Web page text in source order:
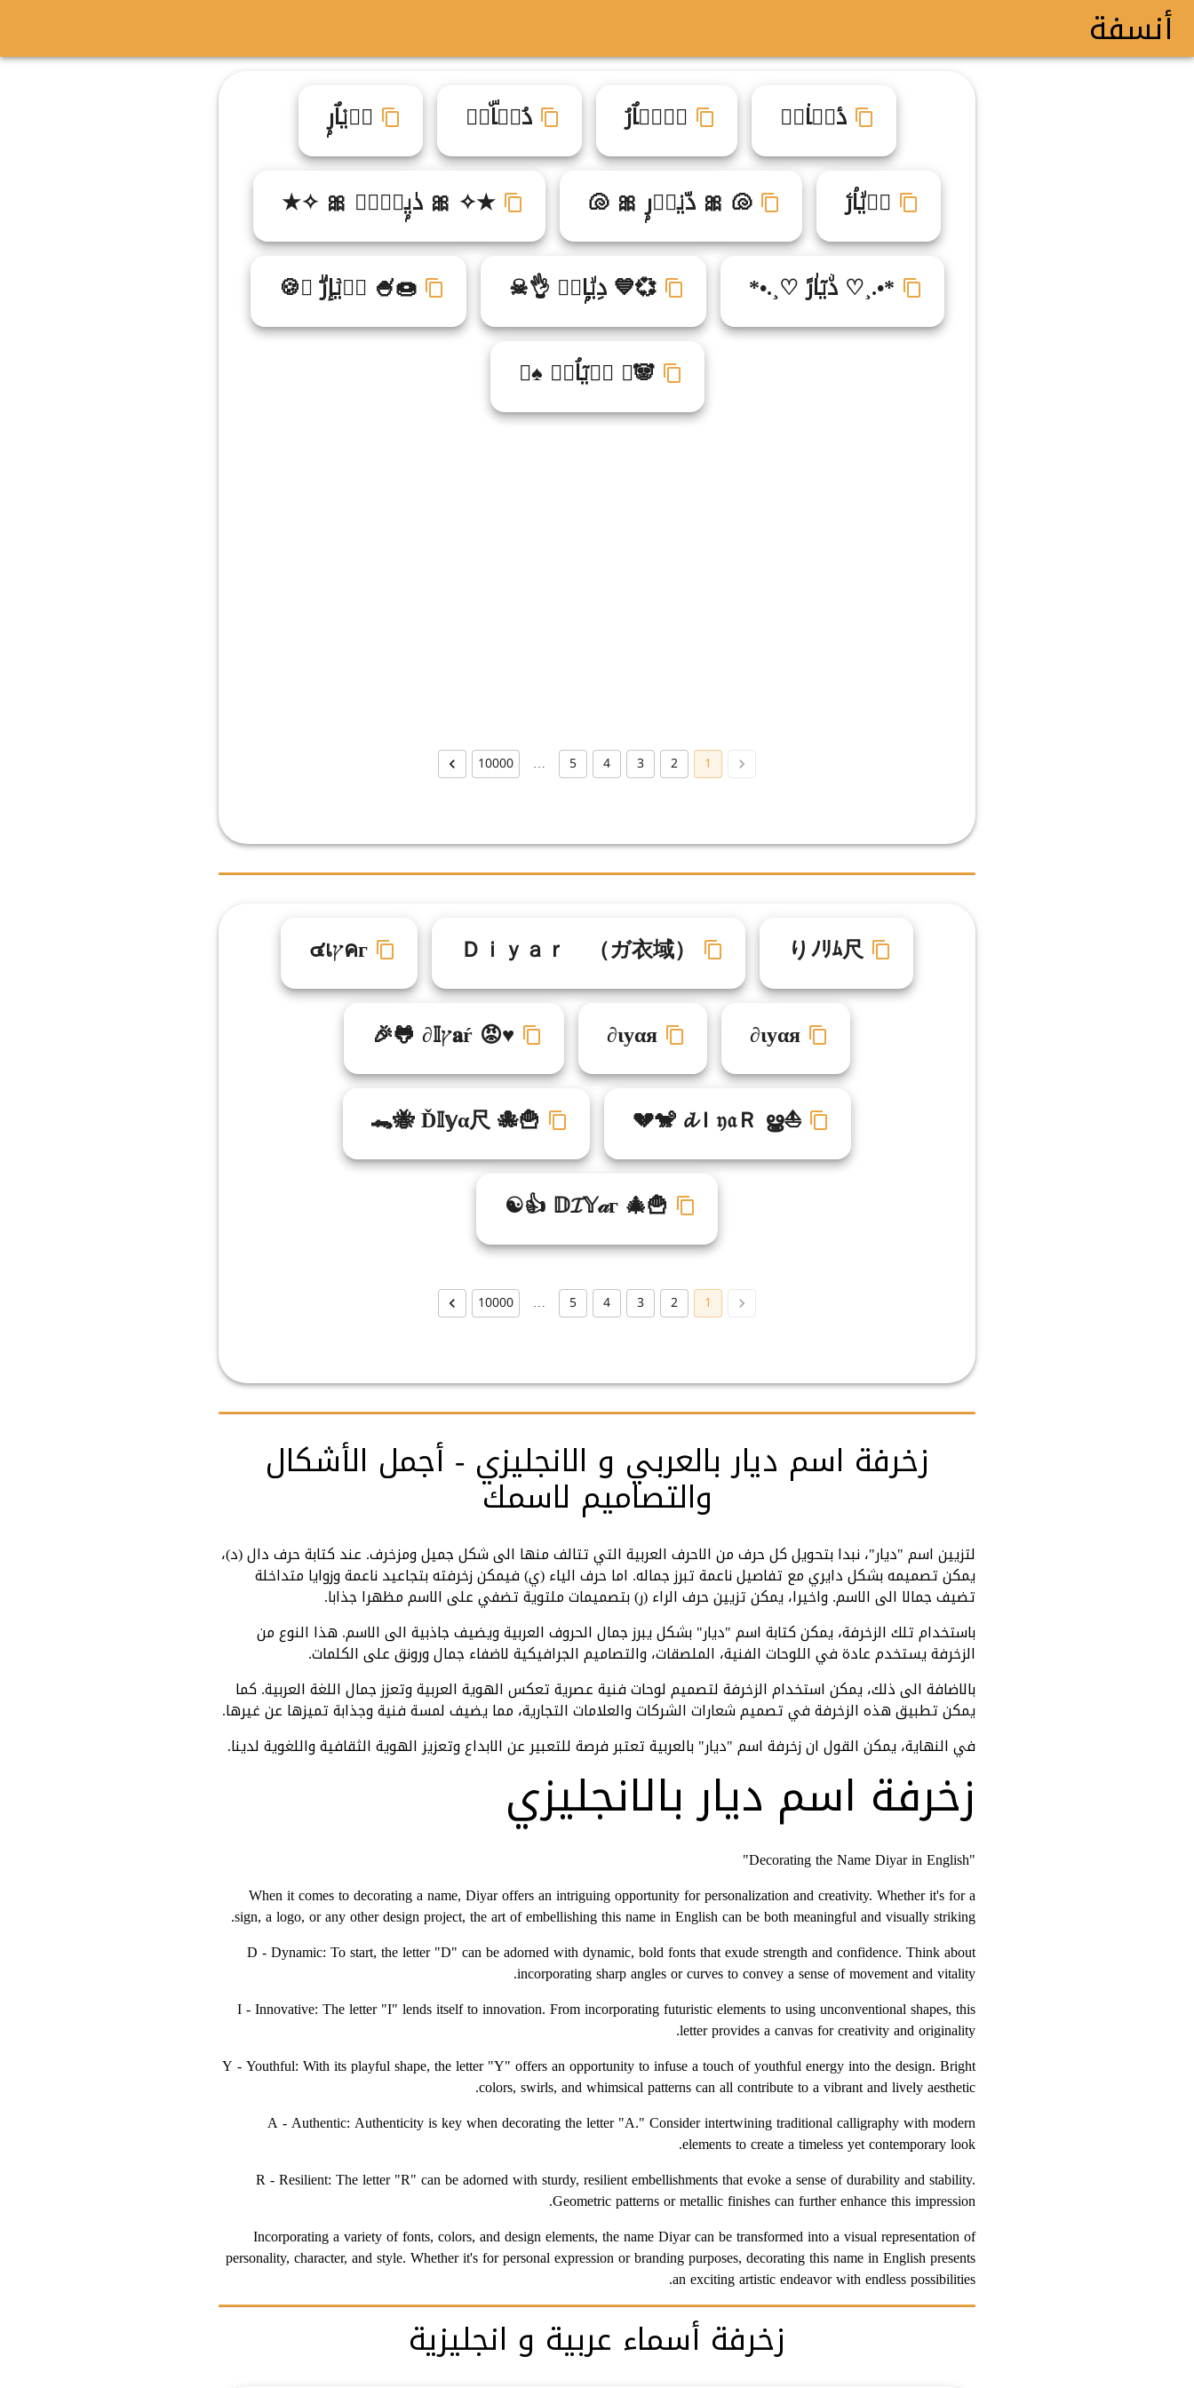
أنسفة
دٔيࣺا۟رࣹ دࣹيࣶاٌرُ دُيࣹاۜرࣹ د۬ي۫اٌرۭ
دࣳيۙاۘرۧ 🐚 🎀 دّي۟اࣵرۭ 🎀 🐚 ★✧ 🎀 دٰيۭاࣸرࣷ 🎀 ✧★
*•.¸♡ دۨيٓاٰرً ♡¸.•* 💞💙 دِيۙاۭرࣴ 👌☠ 🍩🍧 دࣸيۡإرۗ ♤🍪
🐼☆ دࣷيٓاُرࣻ ♠♡
1
2
3
4
5
…
10000
りﾉﾘﾑ尺
Ｄｉｙａｒ （ガ衣域） ๔เץคг
∂ιуαя
∂ιуαя 🎉🐸 ∂𝕀ץ𝐚ŕ 😡♥
💔🐒 𝓭Ｉ𝔶𝔞Ｒ ൠ⛵
🐊🐝 Ď𝕀𝕪α尺 🐙🍟
☯👍 𝔻𝓘𝕐𝒶г 🎄🍟
1
2
3
4
5
…
10000
زخرفة اسم ديار بالعربي و الانجليزي - أجمل الأشكال
والتصاميم لاسمك
لتزيين اسم "ديار"، نبدا بتحويل كل حرف من الاحرف العربية التي تتالف منها الى شكل جميل ومزخرف. عند كتابة حرف دال (د)،
يمكن تصميمه بشكل دايري مع تفاصيل ناعمة تبرز جماله. اما حرف الياء (ي) فيمكن زخرفته بتجاعيد ناعمة وزوايا متداخلة
تضيف جمالا الى الاسم. واخيرا، يمكن تزيين حرف الراء (ر) بتصميمات ملتوية تضفي على الاسم مظهرا جذابا.
باستخدام تلك الزخرفة، يمكن كتابة اسم "ديار" بشكل يبرز جمال الحروف العربية ويضيف جاذبية الى الاسم. هذا النوع من
الزخرفة يستخدم عادة في اللوحات الفنية، الملصقات، والتصاميم الجرافيكية لاضفاء جمال ورونق على الكلمات.
بالاضافة الى ذلك، يمكن استخدام الزخرفة لتصميم لوحات فنية عصرية تعكس الهوية العربية وتعزز جمال اللغة العربية. كما
يمكن تطبيق هذه الزخرفة في تصميم شعارات الشركات والعلامات التجارية، مما يضيف لمسة فنية وجذابة تميزها عن غيرها.
في النهاية، يمكن القول ان زخرفة اسم "ديار" بالعربية تعتبر فرصة للتعبير عن الابداع وتعزيز الهوية الثقافية واللغوية لدينا.
زخرفة اسم ديار بالانجليزي
"Decorating the Name Diyar in English"
When it comes to decorating a name, Diyar offers an intriguing opportunity for personalization and creativity. Whether it's for a
sign, a logo, or any other design project, the art of embellishing this name in English can be both meaningful and visually striking.
D - Dynamic: To start, the letter "D" can be adorned with dynamic, bold fonts that exude strength and confidence. Think about
incorporating sharp angles or curves to convey a sense of movement and vitality.
I - Innovative: The letter "I" lends itself to innovation. From incorporating futuristic elements to using unconventional shapes, this
letter provides a canvas for creativity and originality.
Y - Youthful: With its playful shape, the letter "Y" offers an opportunity to infuse a touch of youthful energy into the design. Bright
colors, swirls, and whimsical patterns can all contribute to a vibrant and lively aesthetic.
A - Authentic: Authenticity is key when decorating the letter "A." Consider intertwining traditional calligraphy with modern
elements to create a timeless yet contemporary look.
R - Resilient: The letter "R" can be adorned with sturdy, resilient embellishments that evoke a sense of durability and stability.
Geometric patterns or metallic finishes can further enhance this impression.
Incorporating a variety of fonts, colors, and design elements, the name Diyar can be transformed into a visual representation of
personality, character, and style. Whether it's for personal expression or branding purposes, decorating this name in English presents
an exciting artistic endeavor with endless possibilities.
زخرفة أسماء عربية و انجليزية